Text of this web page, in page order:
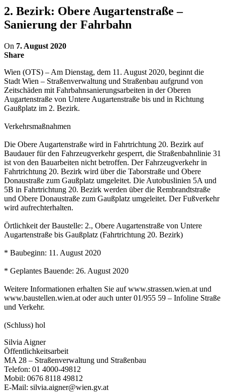
2. Bezirk: Obere Augartenstraße –
Sanierung der Fahrbahn
On 7. August 2020
Share
Wien (OTS) – Am Dienstag, dem 11. August 2020, beginnt die
Stadt Wien – Straßenverwaltung und Straßenbau aufgrund von
Zeitschäden mit Fahrbahnsanierungsarbeiten in der Oberen
Augartenstraße von Untere Augartenstraße bis und in Richtung
Gaußplatz im 2. Bezirk.
Verkehrsmaßnahmen
Die Obere Augartenstraße wird in Fahrtrichtung 20. Bezirk auf
Baudauer für den Fahrzeugverkehr gesperrt, die Straßenbahnlinie 31
ist von den Bauarbeiten nicht betroffen. Der Fahrzeugverkehr in
Fahrtrichtung 20. Bezirk wird über die Taborstraße und Obere
Donaustraße zum Gaußplatz umgeleitet. Die Autobuslinien 5A und
5B in Fahrtrichtung 20. Bezirk werden über die Rembrandtstraße
und Obere Donaustraße zum Gaußplatz umgeleitet. Der Fußverkehr
wird aufrechterhalten.
Örtlichkeit der Baustelle: 2., Obere Augartenstraße von Untere
Augartenstraße bis Gaußplatz (Fahrtrichtung 20. Bezirk)
* Baubeginn: 11. August 2020
* Geplantes Bauende: 26. August 2020
Weitere Informationen erhalten Sie auf www.strassen.wien.at und
www.baustellen.wien.at oder auch unter 01/955 59 – Infoline Straße
und Verkehr.
(Schluss) hol
Silvia Aigner
Öffentlichkeitsarbeit
MA 28 – Straßenverwaltung und Straßenbau
Telefon: 01 4000-49812
Mobil: 0676 8118 49812
E-Mail: silvia.aigner@wien.gv.at